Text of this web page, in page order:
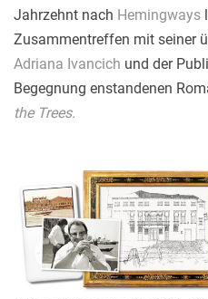
Jahrzehnt nach Hemingways
Zusammentreffen mit seiner
Adriana Ivancich und der
Begegnung enstandenen
the Trees.